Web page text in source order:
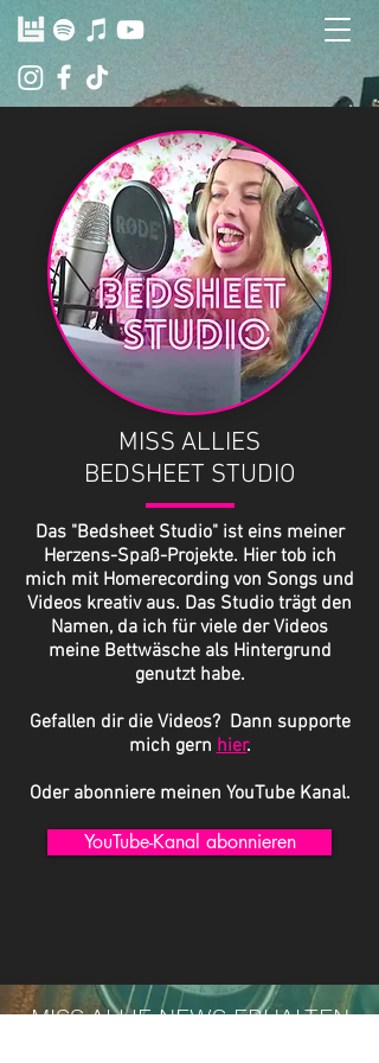
MISS ALLIES
BEDSHEET STUDIO
Das "Bedsheet Studio" ist eins meiner
Herzens-Spaß-Projekte. Hier tob ich
mich mit Homerecording von Songs und
Videos kreativ aus. Das Studio trägt den
Namen, da ich für viele der Videos
meine Bettwäsche als Hintergrund
genutzt habe.
Gefallen dir die Videos? Dann supporte
mich gernhier.
Oder abonniere meinen YouTube Kanal.
YouTube-Kanal abonnieren
MISS ALLIE NEWS ERHALTEN